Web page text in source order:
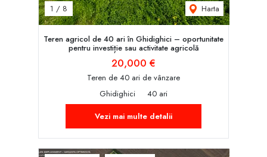
1 / 8 Harta
Teren agricol de 40 ari în Ghidighici – oportunitate
pentru investiție sau activitate agricolă
20,000 €
Teren de 40 ari de vânzare
Ghidighici
40 ari
Vezi mai multe detalii